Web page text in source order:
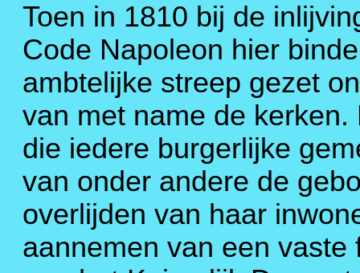
Toen in 1810 bij de
Code Napoleon hier
ambtelijke streep gezet
van met name de
die iedere burgerlijke
van onder andere de
overlijden van haar
aannemen van een vaste